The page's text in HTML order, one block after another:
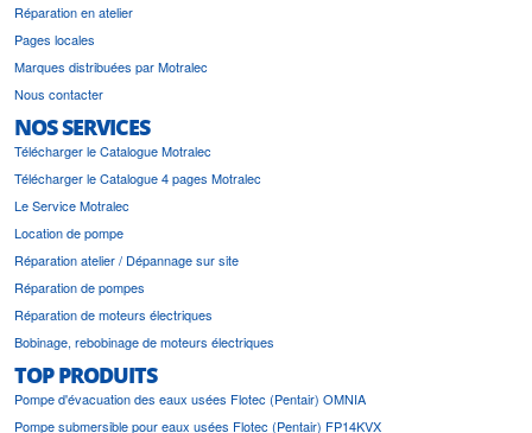
Réparation en atelier
Pages locales
Marques distribuées par Motralec
Nous contacter
NOS SERVICES
Télécharger le Catalogue Motralec
Télécharger le Catalogue 4 pages Motralec
Le Service Motralec
Location de pompe
Réparation atelier / Dépannage sur site
Réparation de pompes
Réparation de moteurs électriques
Bobinage, rebobinage de moteurs électriques
TOP PRODUITS
Pompe d'évacuation des eaux usées Flotec (Pentair) OMNIA
Pompe submersible pour eaux usées Flotec (Pentair) FP14KVX